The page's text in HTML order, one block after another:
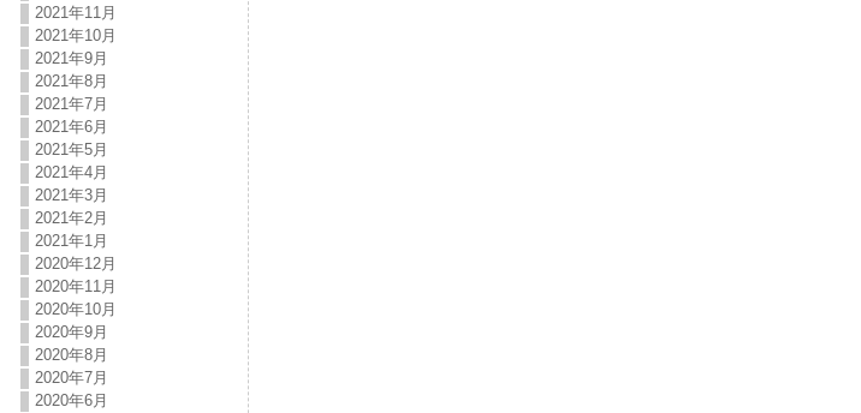
2021年11月
2021年10月
2021年9月
2021年8月
2021年7月
2021年6月
2021年5月
2021年4月
2021年3月
2021年2月
2021年1月
2020年12月
2020年11月
2020年10月
2020年9月
2020年8月
2020年7月
2020年6月